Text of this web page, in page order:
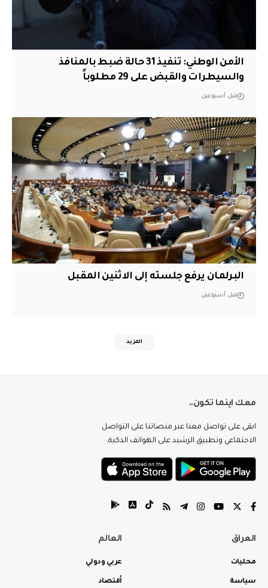
الأمن الوطني: تنفيذ 31 حالة ضبط بالمنافذ
والسيطرات والقبض على 29 مطلوباً
قبل أسبوعين
البرلمان يرفع جلسته إلى الاثنين المقبل
قبل أسبوعين
المزيد
معك اينما تكون..
ابقى على تواصل معنا عبر منصاتنا على التواصل
الاجتماعي وتطبيق الرشيد على الهواتف الذكية.
العراق
محليات
سياسة
العالم
عربي ودولي
أقتصاد